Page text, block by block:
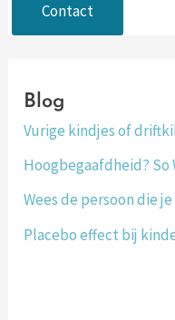
Contact
Blog
Vurige kindjes of
Hoogbegaafdheid? So
Wees de persoon die
Placebo effect bij